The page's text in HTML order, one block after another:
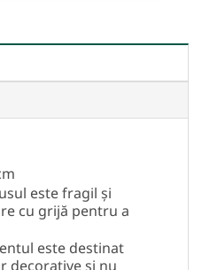
este fragil și
cu grijă pentru a
este destinat
decorative și nu